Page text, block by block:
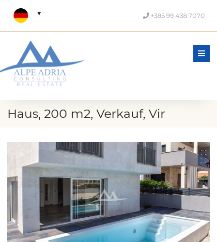
+385 99 438 7070
Haus, 200 m2, Verkauf, Vir